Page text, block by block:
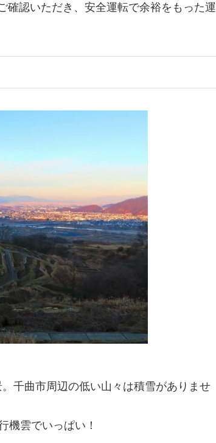
確認いただき、安全運転で余裕をもった運
千曲市周辺の低い山々は積雪がありませ
機雲でいっぱい！